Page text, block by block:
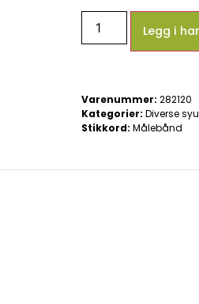
Legg i
Varenummer: 282120
Kategorier: Diverse
Stikkord: Målebånd